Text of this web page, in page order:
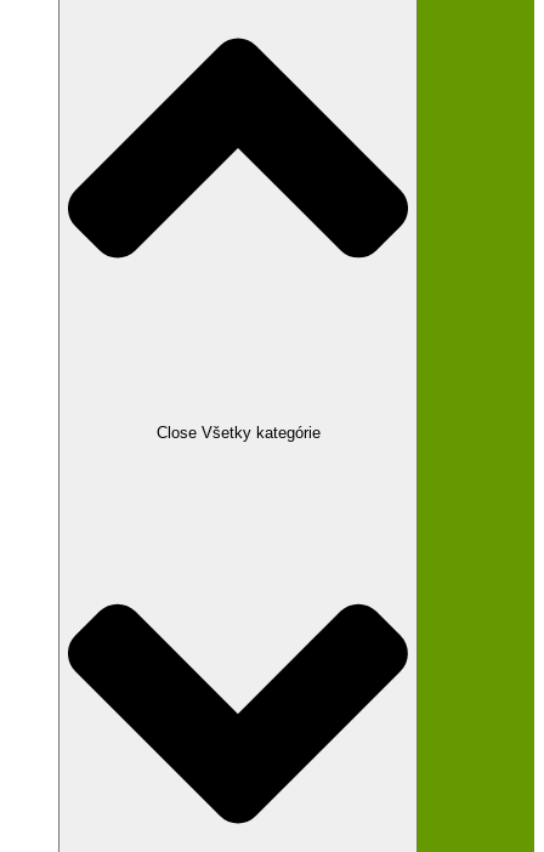
Close Všetky kategórie